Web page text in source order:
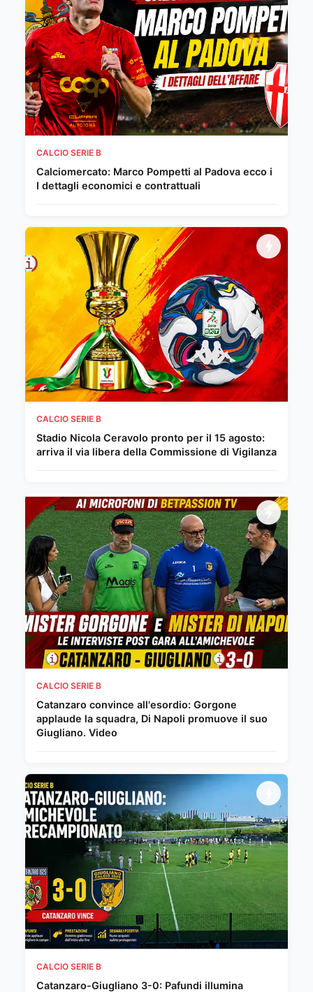
CALCIO SERIE B
Calciomercato: Marco Pompetti al Padova ecco i
I dettagli economici e contrattuali
CALCIO SERIE B
Stadio Nicola Ceravolo pronto per il 15 agosto:
arriva il via libera della Commissione di Vigilanza
CALCIO SERIE B
Catanzaro convince all'esordio: Gorgone
applaude la squadra, Di Napoli promuove il suo
Giugliano. Video
CALCIO SERIE B
Catanzaro-Giugliano 3-0: Pafundi illumina